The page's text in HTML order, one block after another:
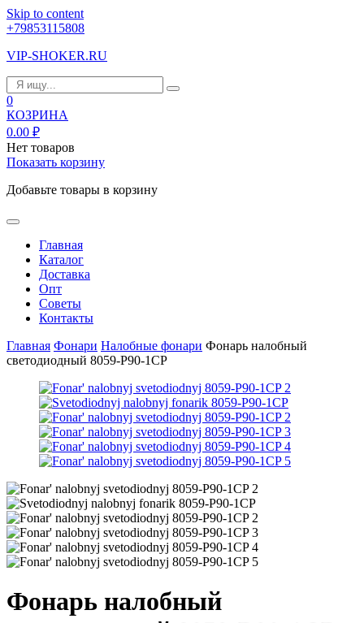
Skip to content
+79853115808
VIP-SHOKER.RU
0
КОЗРИНА
0.00 ₽
Нет товаров
Показать корзину
Добавьте товары в корзину
Главная
Каталог
Доставка
Опт
Советы
Контакты
Главная Фонари Налобные фонари Фонарь налобный
светодиодный 8059-P90-1CP
Фонарь налобный